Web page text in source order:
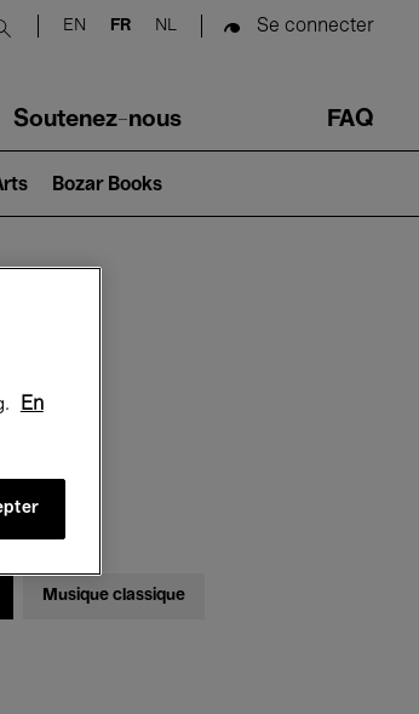
Submit search
EN FR NL Se connecter
Soutenez-nous FAQ
Bozar Books
Musique classique
En